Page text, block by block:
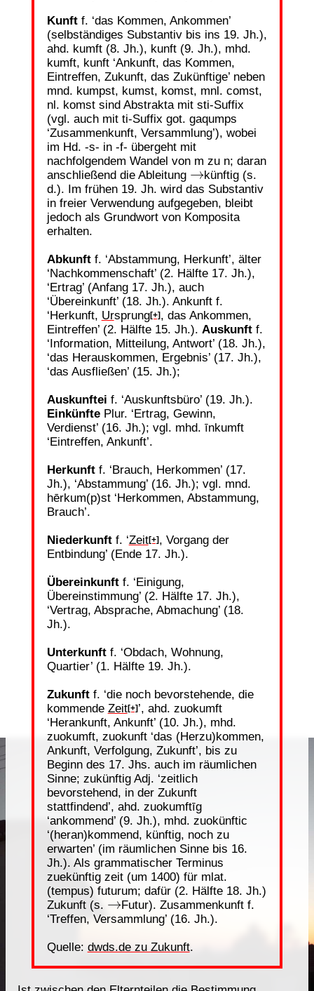
Kunftf. ‘das Kommen, Ankommen’
(selbständiges Substantiv bis ins 19. Jh.),
ahd. kumft (8. Jh.), kunft (9. Jh.), mhd.
kumft, kunft ‘Ankunft, das Kommen,
Eintreffen, Zukunft, das Zukünftige’ neben
mnd. kumpst, kumst, komst, mnl. comst,
nl. komst sind Abstrakta mit sti-Suffix
(vgl. auch mit ti-Suffix got. gaqumps
‘Zusammenkunft, Versammlung’), wobei
im Hd. -s- in -f- übergeht mit
nachfolgendem Wandel von m zu n; daran
anschließend die Ableitung
→
künftig (s.
d.). Im frühen 19. Jh. wird das Substantiv
in freier Verwendung aufgegeben, bleibt
jedoch als Grundwort von Komposita
erhalten.
Abkunftf. ‘Abstammung, Herkunft’, älter
‘Nachkommenschaft’ (2. Hälfte 17. Jh.),
‘Ertrag’ (Anfang 17. Jh.), auch
‘Übereinkunft’ (18. Jh.). Ankunft f.
‘Herkunft, Ursprung[+], das Ankommen,
Eintreffen’ (2. Hälfte 15. Jh.). Auskunftf.
‘Information, Mitteilung, Antwort’ (18. Jh.),
‘das Herauskommen, Ergebnis’ (17. Jh.),
‘das Ausfließen’ (15. Jh.);
Auskunftei f. ‘Auskunftsbüro’ (19. Jh.).
EinkünftePlur. ‘Ertrag, Gewinn,
Verdienst’ (16. Jh.); vgl. mhd. īnkumft
‘Eintreffen, Ankunft’.
Herkunftf. ‘Brauch, Herkommen’ (17.
Jh.), ‘Abstammung’ (16. Jh.); vgl. mnd.
hērkum(p)st ‘Herkommen, Abstammung,
Brauch’.
Niederkunftf. ‘Zeit[+], Vorgang der
Entbindung’ (Ende 17. Jh.).
Übereinkunftf. ‘Einigung,
Übereinstimmung’ (2. Hälfte 17. Jh.),
‘Vertrag, Absprache, Abmachung’ (18.
Jh.).
Unterkunftf. ‘Obdach, Wohnung,
Quartier’ (1. Hälfte 19. Jh.).
Zukunftf. ‘die noch bevorstehende, die
kommende Zeit[+]’, ahd. zuokumft
‘Herankunft, Ankunft’ (10. Jh.), mhd.
zuokumft, zuokunft ‘das (Herzu)kommen,
Ankunft, Verfolgung, Zukunft’, bis zu
Beginn des 17. Jhs. auch im räumlichen
Sinne; zukünftig Adj. ‘zeitlich
bevorstehend, in der Zukunft
stattfindend’, ahd. zuokumftīg
‘ankommend’ (9. Jh.), mhd. zuokünftic
‘(heran)kommend, künftig, noch zu
erwarten’ (im räumlichen Sinne bis 16.
Jh.). Als grammatischer Terminus
zuekünftig zeit (um 1400) für mlat.
(tempus) futurum; dafür (2. Hälfte 18. Jh.)
Zukunft (s.
→
Futur). Zusammenkunft f.
‘Treffen, Versammlung’ (16. Jh.).
Quelle: dwds.de zu Zukunft.